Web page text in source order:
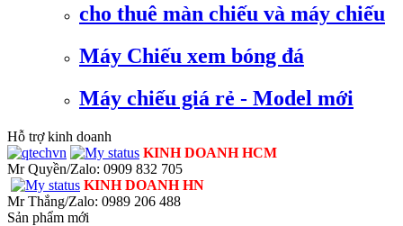
cho thuê màn chiếu và máy chiếu
Máy Chiếu xem bóng đá
Máy chiếu giá rẻ - Model mới
Hỗ trợ kinh doanh
KINH DOANH HCM
Mr Quyền/Zalo: 0909 832 705
KINH DOANH HN
Mr Thắng/Zalo: 0989 206 488
Sản phẩm mới